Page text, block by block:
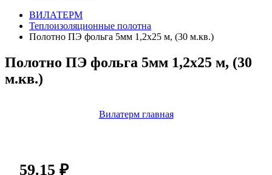
ВИЛАТЕРМ
Теплоизоляционные полотна
Полотно ПЭ фольга 5мм 1,2х25 м, (30 м.кв.)
Полотно ПЭ фольга 5мм 1,2х25 м, (30
м.кв.)
Вилатерм главная
59.15₽